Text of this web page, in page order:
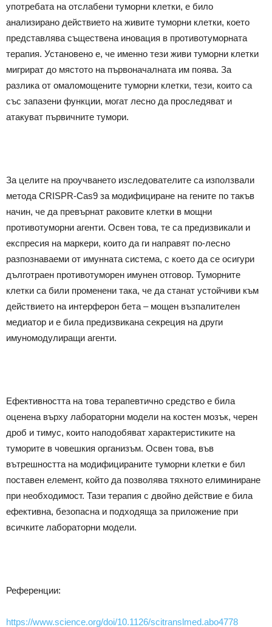
употребата на отслабени туморни клетки, е било
анализирано действието на живите туморни клетки, което
представлява съществена иновация в противотуморната
терапия. Установено е, че именно тези живи туморни клетки
мигрират до мястото на първоначалната им поява. За
разлика от омаломощените туморни клетки, тези, които са
със запазени функции, могат лесно да проследяват и
атакуват първичните тумори.
За целите на проучването изследователите са използвали
метода CRISPR-Cas9 за модифициране на гените по такъв
начин, че да превърнат раковите клетки в мощни
противотуморни агенти. Освен това, те са предизвикали и
експресия на маркери, които да ги направят по-лесно
разпознаваеми от имунната система, с което да се осигури
дълготраен противотуморен имунен отговор. Туморните
клетки са били променени така, че да станат устойчиви към
действието на интерферон бета – мощен възпалителен
медиатор и е била предизвикана секреция на други
имуномодулиращи агенти.
Ефективността на това терапевтично средство е била
оценена върху лабораторни модели на костен мозък, черен
дроб и тимус, които наподобяват характеристиките на
туморите в човешкия организъм. Освен това, във
вътрешността на модифицираните туморни клетки е бил
поставен елемент, който да позволява тяхното елиминиране
при необходимост. Тази терапия с двойно действие е била
ефективна, безопасна и подходяща за приложение при
всичките лабораторни модели.
Референции:
https://www.science.org/doi/10.1126/scitranslmed.abo4778